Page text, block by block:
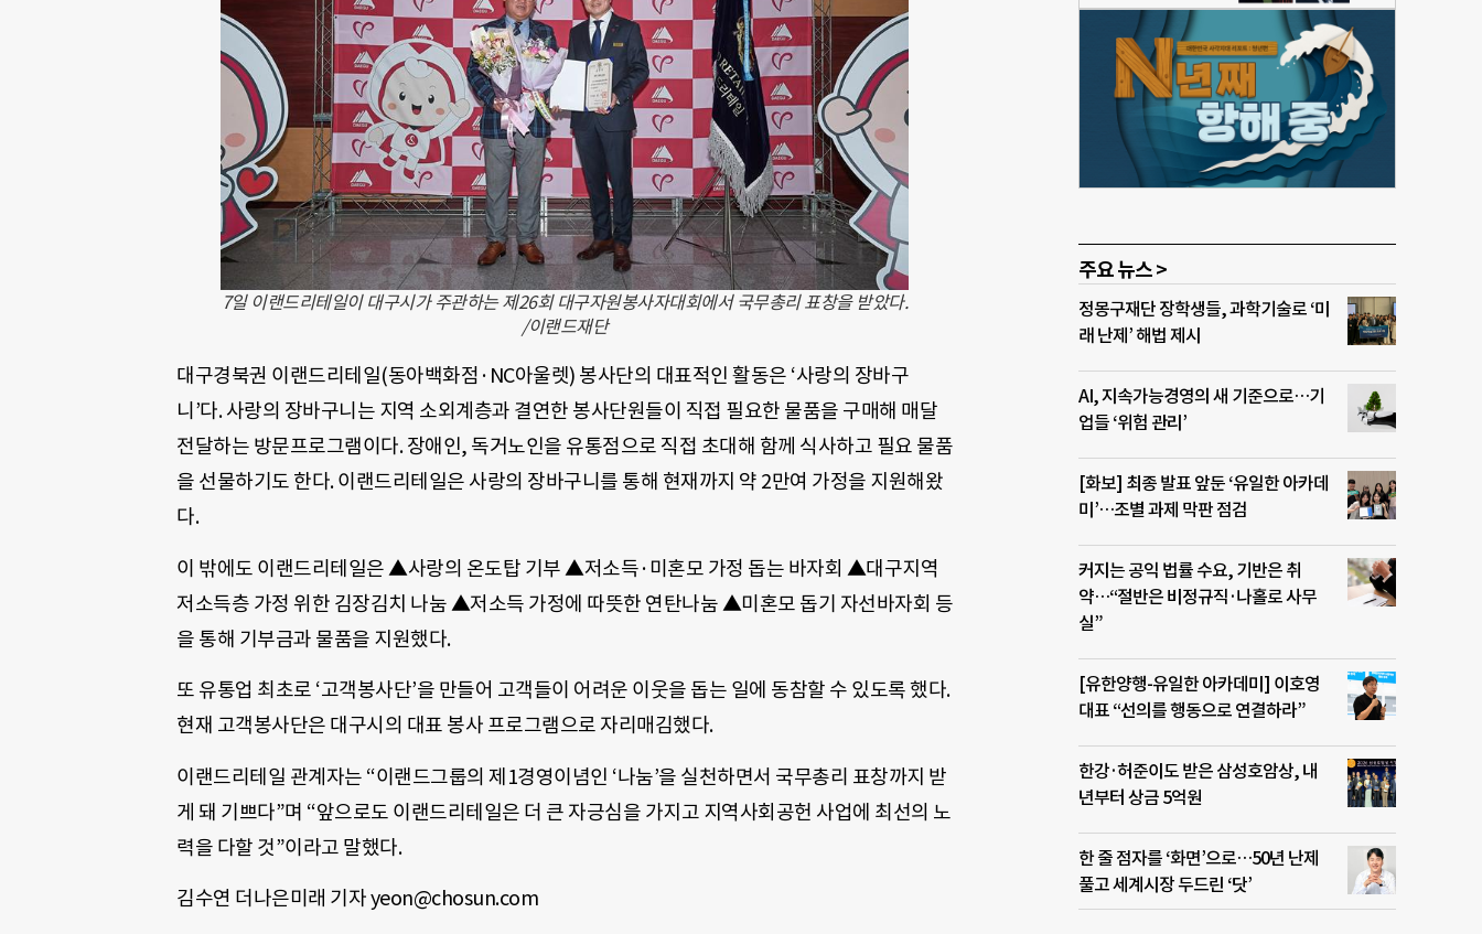
7일 이랜드리테일이 대구시가 주관하는 제26회 대구자원봉사자대회에서 국무총리 표창을 받았다.
/이랜드재단
대구경북권 이랜드리테일(동아백화점·NC아울렛) 봉사단의 대표적인 활동은 ‘사랑의 장바구
니’다. 사랑의 장바구니는 지역 소외계층과 결연한 봉사단원들이 직접 필요한 물품을 구매해 매달
전달하는 방문프로그램이다. 장애인, 독거노인을 유통점으로 직접 초대해 함께 식사하고 필요 물품
을 선물하기도 한다. 이랜드리테일은 사랑의 장바구니를 통해 현재까지 약 2만여 가정을 지원해왔
다.
이 밖에도 이랜드리테일은 ▲사랑의 온도탑 기부 ▲저소득·미혼모 가정 돕는 바자회 ▲대구지역
저소득층 가정 위한 김장김치 나눔 ▲저소득 가정에 따뜻한 연탄나눔 ▲미혼모 돕기 자선바자회 등
을 통해 기부금과 물품을 지원했다.
또 유통업 최초로 ‘고객봉사단’을 만들어 고객들이 어려운 이웃을 돕는 일에 동참할 수 있도록 했다.
현재 고객봉사단은 대구시의 대표 봉사 프로그램으로 자리매김했다.
이랜드리테일 관계자는 “이랜드그룹의 제1경영이념인 ‘나눔’을 실천하면서 국무총리 표창까지 받
게 돼 기쁘다”며 “앞으로도 이랜드리테일은 더 큰 자긍심을 가지고 지역사회공헌 사업에 최선의 노
력을 다할 것”이라고 말했다.
김수연 더나은미래 기자 yeon@chosun.com
주요 뉴스 >
정몽구재단 장학생들, 과학기술로 ‘미
래 난제’ 해법 제시
AI, 지속가능경영의 새 기준으로…기
업들 ‘위험 관리’
[화보] 최종 발표 앞둔 ‘유일한 아카데
미’…조별 과제 막판 점검
커지는 공익 법률 수요, 기반은 취
약…“절반은 비정규직·나홀로 사무
실”
[유한양행-유일한 아카데미] 이호영
대표 “선의를 행동으로 연결하라”
한강·허준이도 받은 삼성호암상, 내
년부터 상금 5억원
한 줄 점자를 ‘화면’으로…50년 난제
풀고 세계시장 두드린 ‘닷’